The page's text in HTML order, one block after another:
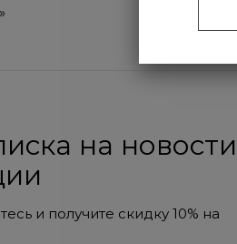
на новости
и получите скидку 10% на